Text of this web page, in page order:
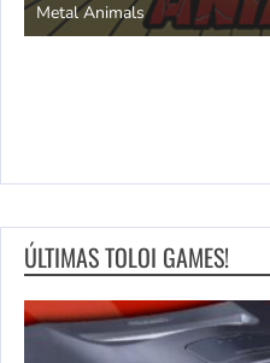
Metal Animals
ÚLTIMAS TOLOI GAMES!